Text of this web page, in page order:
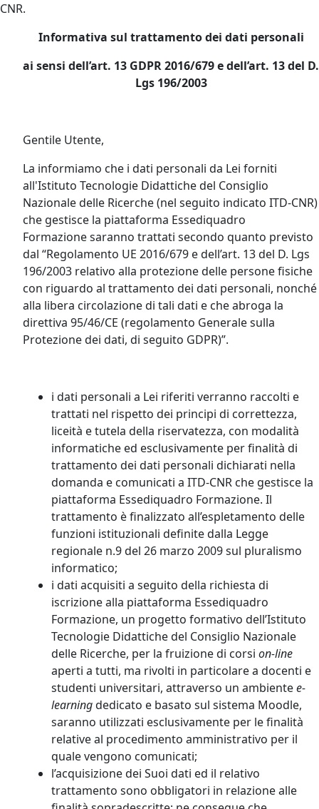
CNR.
Informativa sul trattamento dei dati personali
ai sensi dell’art. 13 GDPR 2016/679 e dell’art. 13 del D.
Lgs 196/2003
Gentile Utente,
La informiamo che i dati personali da Lei forniti
all'Istituto Tecnologie Didattiche del Consiglio
Nazionale delle Ricerche (nel seguito indicato ITD-CNR)
che gestisce la piattaforma Essediquadro
Formazione saranno trattati secondo quanto previsto
dal “Regolamento UE 2016/679 e dell’art. 13 del D. Lgs
196/2003 relativo alla protezione delle persone fisiche
con riguardo al trattamento dei dati personali, nonché
alla libera circolazione di tali dati e che abroga la
direttiva 95/46/CE (regolamento Generale sulla
Protezione dei dati, di seguito GDPR)”.
i dati personali a Lei riferiti verranno raccolti e
trattati nel rispetto dei principi di correttezza,
liceità e tutela della riservatezza, con modalità
informatiche ed esclusivamente per finalità di
trattamento dei dati personali dichiarati nella
domanda e comunicati a ITD-CNR che gestisce la
piattaforma Essediquadro Formazione. Il
trattamento è finalizzato all’espletamento delle
funzioni istituzionali definite dalla Legge
regionale n.9 del 26 marzo 2009 sul pluralismo
informatico;
i dati acquisiti a seguito della richiesta di
iscrizione alla piattaforma Essediquadro
Formazione, un progetto formativo dell’Istituto
Tecnologie Didattiche del Consiglio Nazionale
delle Ricerche, per la fruizione di corsi on-line
aperti a tutti, ma rivolti in particolare a docenti e
studenti universitari, attraverso un ambientee-
learningdedicato e basato sul sistema Moodle,
saranno utilizzati esclusivamente per le finalità
relative al procedimento amministrativo per il
quale vengono comunicati;
l’acquisizione dei Suoi dati ed il relativo
trattamento sono obbligatori in relazione alle